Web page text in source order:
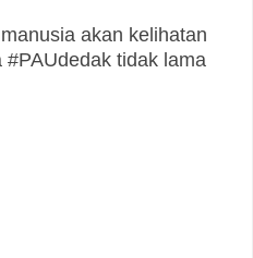
akan kelihatan
tidak lama